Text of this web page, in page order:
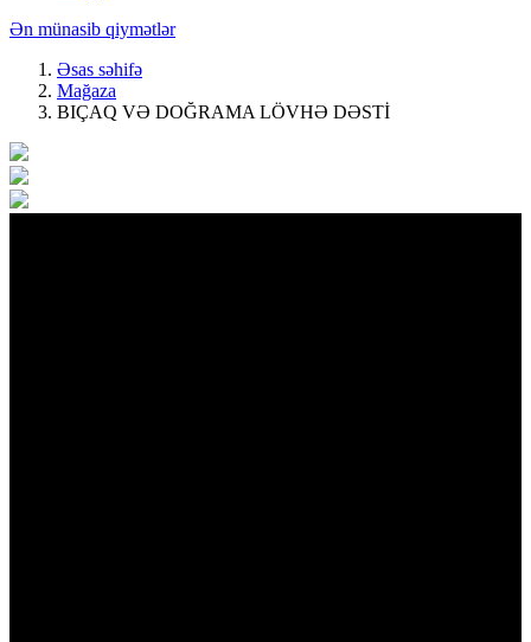
Ən münasib qiymətlər
Əsas səhifə
Mağaza
BIÇAQ VƏ DOĞRAMA LÖVHƏ DƏSTİ